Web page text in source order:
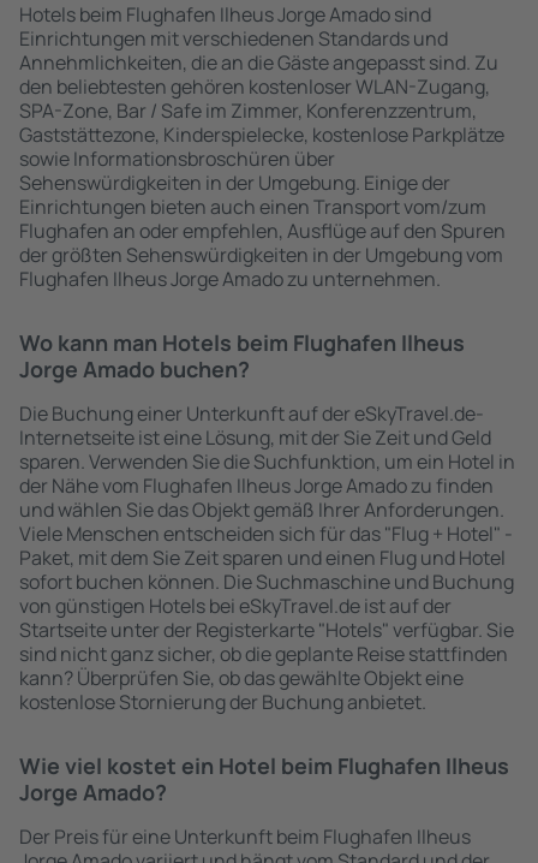
Hotels beim Flughafen Ilheus Jorge Amado sind
Einrichtungen mit verschiedenen Standards und
Annehmlichkeiten, die an die Gäste angepasst sind. Zu
den beliebtesten gehören kostenloser WLAN-Zugang,
SPA-Zone, Bar / Safe im Zimmer, Konferenzzentrum,
Gaststättezone, Kinderspielecke, kostenlose Parkplätze
sowie Informationsbroschüren über
Sehenswürdigkeiten in der Umgebung. Einige der
Einrichtungen bieten auch einen Transport vom/zum
Flughafen an oder empfehlen, Ausflüge auf den Spuren
der größten Sehenswürdigkeiten in der Umgebung vom
Flughafen Ilheus Jorge Amado zu unternehmen.
Wo kann man Hotels beim Flughafen Ilheus
Jorge Amado buchen?
Die Buchung einer Unterkunft auf der eSkyTravel.de-
Internetseite ist eine Lösung, mit der Sie Zeit und Geld
sparen. Verwenden Sie die Suchfunktion, um ein Hotel in
der Nähe vom Flughafen Ilheus Jorge Amado zu finden
und wählen Sie das Objekt gemäß Ihrer Anforderungen.
Viele Menschen entscheiden sich für das "Flug + Hotel" -
Paket, mit dem Sie Zeit sparen und einen Flug und Hotel
sofort buchen können. Die Suchmaschine und Buchung
von günstigen Hotels bei eSkyTravel.de ist auf der
Startseite unter der Registerkarte "Hotels" verfügbar. Sie
sind nicht ganz sicher, ob die geplante Reise stattfinden
kann? Überprüfen Sie, ob das gewählte Objekt eine
kostenlose Stornierung der Buchung anbietet.
Wie viel kostet ein Hotel beim Flughafen Ilheus
Jorge Amado?
Der Preis für eine Unterkunft beim Flughafen Ilheus